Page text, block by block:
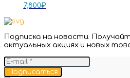
7,800₽
Подписка на новости.
актуальных акциях и новых
Подписаться